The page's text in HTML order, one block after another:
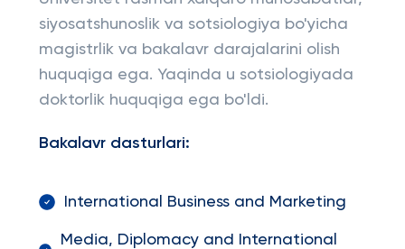
siyosatshunoslik va sotsiologiya bo'yicha
magistrlik va bakalavr darajalarini olish
huquqiga ega. Yaqinda u sotsiologiyada
doktorlik huquqiga ega bo'ldi.
Bakalavr dasturlari:
International Business and Marketing
Media, Diplomacy and International